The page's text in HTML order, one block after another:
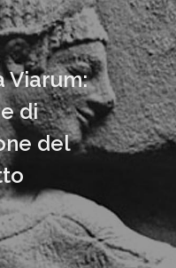
Viarum:
di
del